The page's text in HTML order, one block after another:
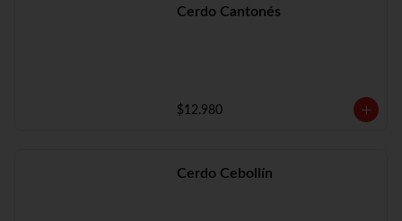
Cerdo Cantonés
$12.980
Cerdo Cebollín